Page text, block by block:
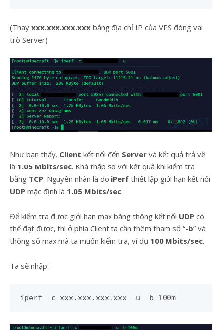
(Thay xxx.xxx.xxx.xxx bằng địa chỉ IP của VPS đóng vai
trò Server)
Như bạn thấy, Client kết nối đến Server và kết quả trả về
là 1.05 Mbits/sec. Khá thấp so với kết quả khi kiểm tra
bằng TCP. Nguyên nhân là do iPerf thiết lập giới hạn kết nối
UDP mặc định là 1.05 Mbits/sec.
Để kiểm tra được giới hạn max băng thông kết nối UDP có
thể đạt được, thì ở phía Client ta cần thêm tham số “-b” và
thông số max mà ta muốn kiểm tra, ví dụ 100 Mbits/sec.
Ta sẽ nhập:
iperf -c xxx.xxx.xxx.xxx -u -b 100m